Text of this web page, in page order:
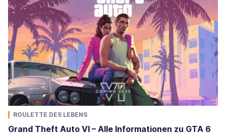
ROULETTE DES LEBENS
Grand Theft Auto VI – Alle Informationen zu GTA 6